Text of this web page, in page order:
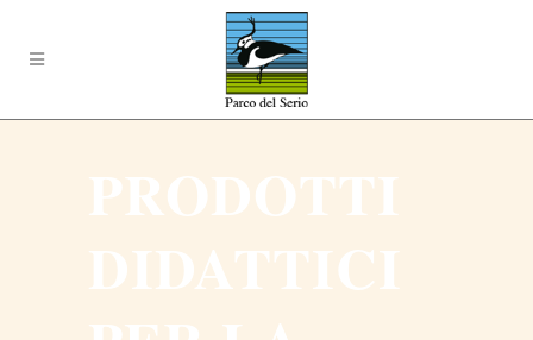
PRODOTTI
DIDATTICI